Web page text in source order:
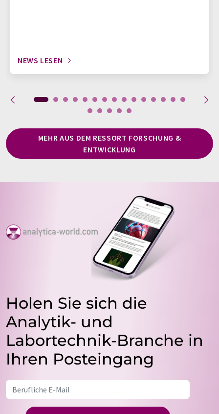
NEWS LESEN
MEHR AUS DEM RESSORT FORSCHUNG &
ENTWICKLUNG
Holen Sie sich die
Analytik- und
Labortechnik-Branche in
Ihren Posteingang